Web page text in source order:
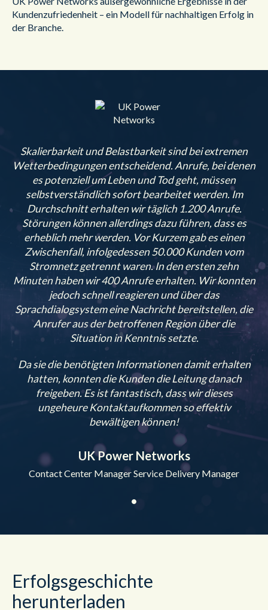
Kundenzufriedenheit – ein Modell für nachhaltigen Erfolg in
der Branche.
Skalierbarkeit und Belastbarkeit sind bei extremen
Wetterbedingungen entscheidend. Anrufe, bei denen
es potenziell um Leben und Tod geht, müssen
selbstverständlich sofort bearbeitet werden. Im
Durchschnitt erhalten wir täglich 1.200 Anrufe.
Störungen können allerdings dazu führen, dass es
erheblich mehr werden. Vor Kurzem gab es einen
Zwischenfall, infolgedessen 50.000 Kunden vom
Stromnetz getrennt waren. In den ersten zehn
Minuten haben wir 400 Anrufe erhalten. Wir konnten
jedoch schnell reagieren und über das
Sprachdialogsystem eine Nachricht bereitstellen, die
Anrufer aus der betroffenen Region über die
Situation in Kenntnis setzte.
Da sie die benötigten Informationen damit erhalten
hatten, konnten die Kunden die Leitung danach
freigeben. Es ist fantastisch, dass wir dieses
ungeheure Kontaktaufkommen so effektiv
bewältigen können!
UK Power Networks
Contact Center Manager Service Delivery Manager
Erfolgsgeschichte
herunterladen